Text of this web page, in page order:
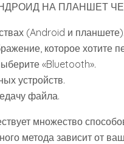
НА ПЛАНШЕТ
(Android и
которое хотите
«Bluetooth».
устройств.
файла.
множество
метода зависит от